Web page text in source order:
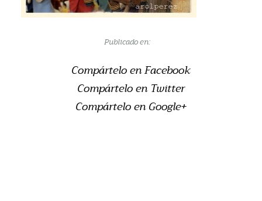
Publicado en:
Compártelo en Facebook
Compártelo en Twitter
Compártelo en Google+